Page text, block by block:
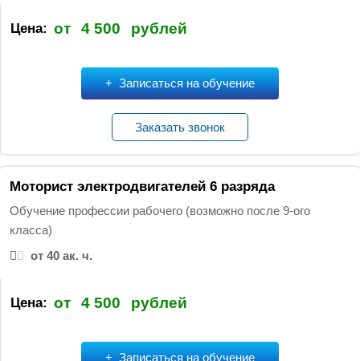
Цена: от 4 500 рублей
Записаться на обучение
Заказать звонок
Моторист электродвигателей 6 разряда
Обучение профессии рабочего (возможно после 9-ого
класса)
от 40 ак. ч.
Цена: от 4 500 рублей
Записаться на обучение